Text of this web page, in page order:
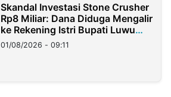
Skandal Investasi Stone Crusher
Rp8 Miliar: Dana Diduga Mengalir
ke Rekening Istri Bupati Luwu
Timur
01/08/2026 - 09:11